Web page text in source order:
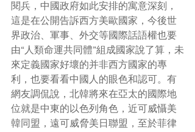
閱兵，中國政府如此安排的寓意深刻，
這是在公開告訴西方美歐國家，今後世
界政治、軍事、外交等國際話語權也要
由“人類命運共同體”組成國家說了算，未
來定義國家好壞的并非西方國家的專
利，也要看看中國人的眼色和認可。有
網友調侃說，北韓將來在亞太的國際地
位就是中東的以色列角色，近可威懾美
韓同盟，遠可威脅美日聯盟，至於菲律